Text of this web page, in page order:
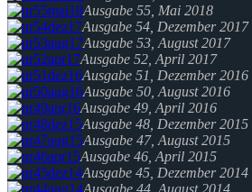
Ausgabe 55, Mai 2018
Ausgabe 54, Dezember 2017
Ausgabe 53, August 2017
Ausgabe 52, April 2017
Ausgabe 51, Dezember 2016
Ausgabe 50, August 2016
Ausgabe 49, April 2016
Ausgabe 48, Dezember 2015
Ausgabe 47, August 2015
Ausgabe 46, April 2015
Ausgabe 45, Dezember 2014